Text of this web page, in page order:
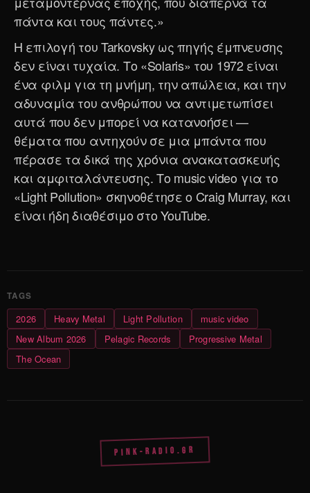
πάντα και τους πάντες.»
Η επιλογή του Tarkovsky ως πηγής έμπνευσης
δεν είναι τυχαία. Το «Solaris» του 1972 είναι
ένα φιλμ για τη μνήμη, την απώλεια, και την
αδυναμία του ανθρώπου να αντιμετωπίσει
αυτά που δεν μπορεί να κατανοήσει —
θέματα που αντηχούν σε μια μπάντα που
πέρασε τα δικά της χρόνια ανακατασκευής
και αμφιταλάντευσης. Το music video για το
«Light Pollution» σκηνοθέτησε ο Craig Murray, και
είναι ήδη διαθέσιμο στο YouTube.
2026 Heavy Metal Light Pollution
music video
New Album 2026
Pelagic Records
Progressive Metal
The Ocean
PINK-RADIO.GR